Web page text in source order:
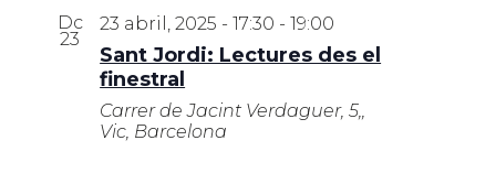
Dc
23
23 abril, 2025 - 17:30 -19:00
Sant Jordi: Lectures des el
finestral
Carrer de Jacint Verdaguer, 5,,
Vic, Barcelona